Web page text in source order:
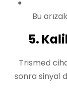
Bu
5.
Trismed
sonra sinyal